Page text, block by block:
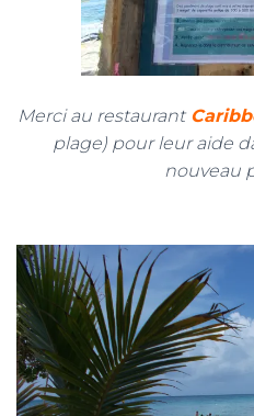
Merci au restaurant
plage) pour leur aide
nouveau